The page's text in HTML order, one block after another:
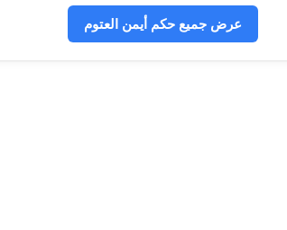
عرض جميع حكم أيمن العتوم